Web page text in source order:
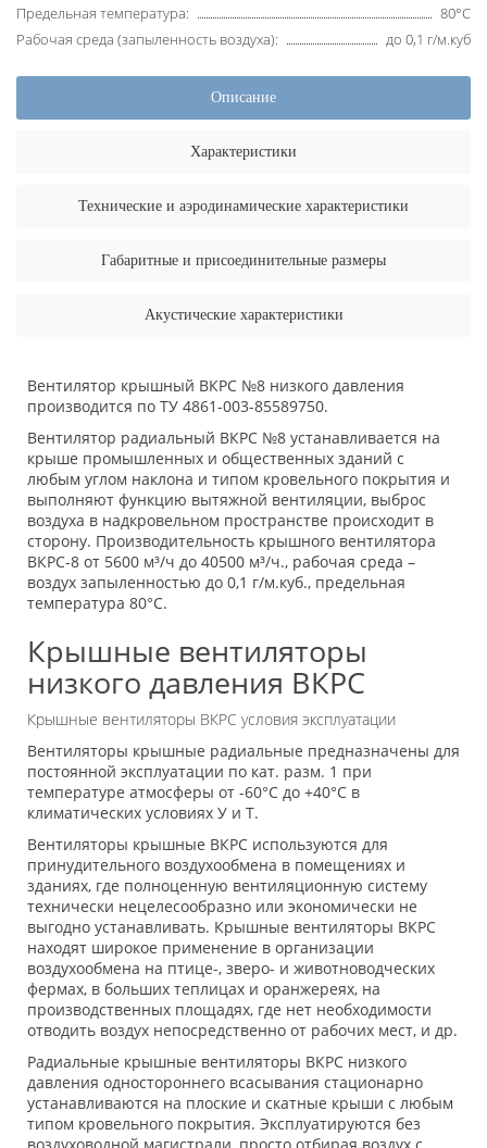
Предельная температура:
80°С
Рабочая среда (запыленность воздуха):
до 0,1 г/м.куб
Описание
Характеристики
Технические и аэродинамические характеристики
Габаритные и присоединительные размеры
Акустические характеристики
Вентилятор крышный ВКРС №8 низкого давления
производится по ТУ 4861-003-85589750.
Вентилятор радиальный ВКРС №8 устанавливается на
крыше промышленных и общественных зданий с
любым углом наклона и типом кровельного покрытия и
выполняют функцию вытяжной вентиляции, выброс
воздуха в надкровельном пространстве происходит в
сторону. Производительность крышного вентилятора
ВКРС-8 от 5600 м³/ч до 40500 м³/ч., рабочая среда –
воздух запыленностью до 0,1 г/м.куб., предельная
температура 80°С.
Крышные вентиляторы
низкого давления ВКРС
Крышные вентиляторы ВКРС условия эксплуатации
Вентиляторы крышные радиальные предназначены для
постоянной эксплуатации по кат. разм. 1 при
температуре атмосферы от -60°С до +40°С в
климатических условиях У и Т.
Вентиляторы крышные ВКРС используются для
принудительного воздухообмена в помещениях и
зданиях, где полноценную вентиляционную систему
технически нецелесообразно или экономически не
выгодно устанавливать. Крышные вентиляторы ВКРС
находят широкое применение в организации
воздухообмена на птице-, зверо- и животноводческих
фермах, в больших теплицах и оранжереях, на
производственных площадях, где нет необходимости
отводить воздух непосредственно от рабочих мест, и др.
Радиальные крышные вентиляторы ВКРС низкого
давления одностороннего всасывания стационарно
устанавливаются на плоские и скатные крыши с любым
типом кровельного покрытия. Эксплуатируются без